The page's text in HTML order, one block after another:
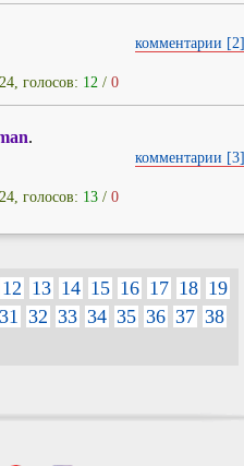
комментарии [2]
голосов: 12/ 0
.
комментарии [3]
голосов: 13/ 0
12 13 14 15 16 17 18 19
31 32 33 34 35 36 37 38